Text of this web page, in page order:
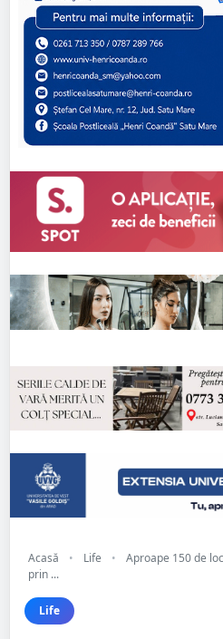
Acasă • Life •
Aproape 150 de
prin ...
Life